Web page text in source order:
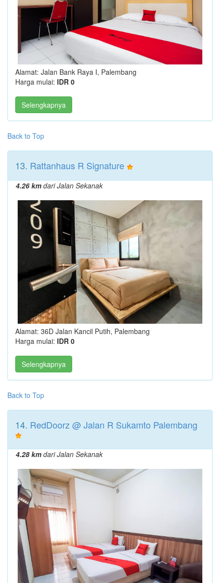
Alamat: Jalan Bank Raya I, Palembang
Harga mulai: IDR 0
Selengkapnya
Back to Top
13. Rattanhaus R Signature
4.26 kmdari Jalan Sekanak
Alamat: 36D Jalan Kancil Putih, Palembang
Harga mulai: IDR 0
Selengkapnya
Back to Top
14. RedDoorz @ Jalan R Sukamto Palembang
4.28 kmdari Jalan Sekanak